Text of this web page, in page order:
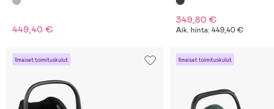
449,40 €
349,80 €
Aik. hinta: 449,40 €
Ilmaiset toimituskulut Ilmaiset toimituskulut